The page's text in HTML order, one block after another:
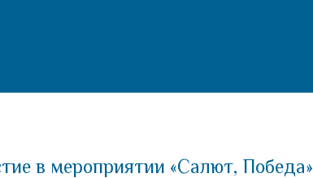
в мероприятии «Салют, Победа»